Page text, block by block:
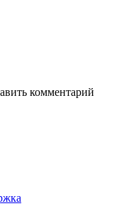
комментарий